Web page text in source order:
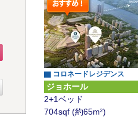
▇ コロネードレジデンス
ジョホール
2+1ベッド
704sqf (約65m²)